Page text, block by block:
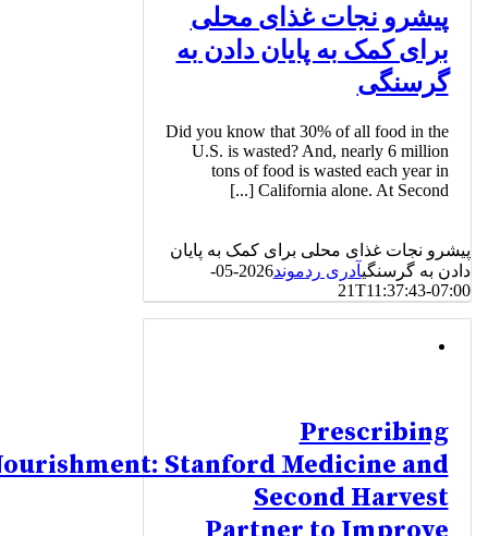
پیشرو نجات غذای محلی
برای کمک به پایان دادن به
گرسنگی
Did you know that 30% of all food in the
U.S. is wasted? And, nearly 6 million
tons of food is wasted each year in
California alone. At Second [...]
پیشرو نجات غذای محلی برای کمک به پایان
دادن به گرسنگیآدری ردموند
2026-05-
21T11:37:43-07:00
Prescribing
Stanford Medicine and
Second Harvest